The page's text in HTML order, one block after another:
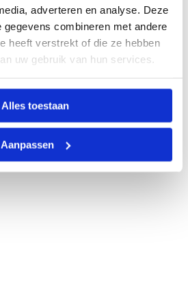
adverteren en analyse. Deze
gegevens combineren met andere
heeft verstrekt of die ze hebben
uw gebruik van hun services.
Alles toestaan
Aanpassen